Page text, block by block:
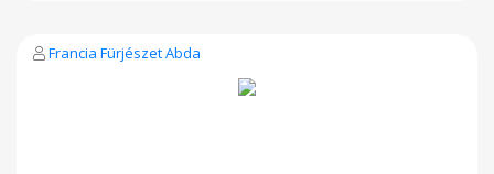
Francia Fürjészet Abda